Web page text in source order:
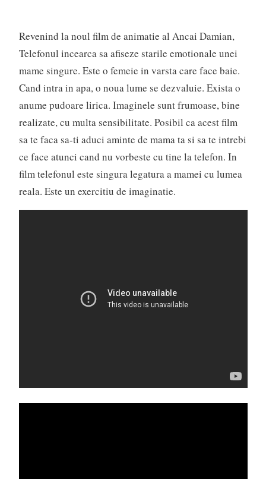
Revenind la noul film de animatie al Ancai Damian,
Telefonul incearca sa afiseze starile emotionale unei
mame singure. Este o femeie in varsta care face baie.
Cand intra in apa, o noua lume se dezvaluie. Exista o
anume pudoare lirica. Imaginele sunt frumoase, bine
realizate, cu multa sensibilitate. Posibil ca acest film
sa te faca sa-ti aduci aminte de mama ta si sa te intrebi
ce face atunci cand nu vorbeste cu tine la telefon. In
film telefonul este singura legatura a mamei cu lumea
reala. Este un exercitiu de imaginatie.